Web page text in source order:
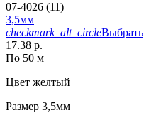
07-4026 (11)
3,5мм
checkmark_alt_circleВыбрать
17.38 р.
По 50 м
Цвет желтый
Размер 3,5мм